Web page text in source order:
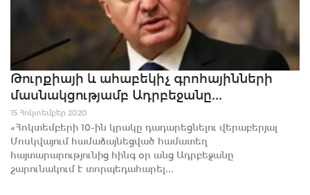
Թուրքիայի և ահաբեկիչ գրոհայինների
մասնակցությամբ Ադրբեջանը...
15 Հոկտեմբեր 2020
«Հոկտեմբերի 10-ին կրակը դադարեցնելու վերաբերյալ
Մոսկվայում համաձայնեցված համատեղ
հայտարարությունից հինգ օր անց Ադրբեջանը
շարունակում է տորպեդահարել...